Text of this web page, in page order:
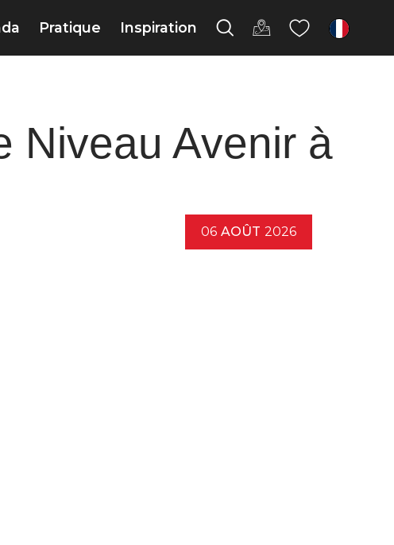
Pratique Inspiration fr
Niveau Avenir à
06 AOÛT 2026